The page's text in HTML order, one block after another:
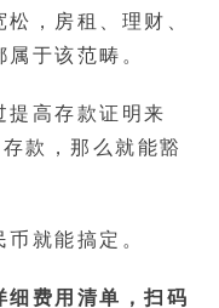
，房租、理财、
于该范畴。
提高存款证明来
款，那么就能豁
就能搞定。
细费用清单，扫码